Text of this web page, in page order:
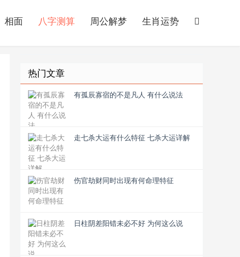
相面 八字测算 周公解梦 生肖运势
热门文章
有孤辰寡宿的不是凡人 有什么说法
走七杀大运有什么特征 七杀大运详解
伤官劫财同时出现有何命理特征
日柱阴差阳错未必不好 为何这么说